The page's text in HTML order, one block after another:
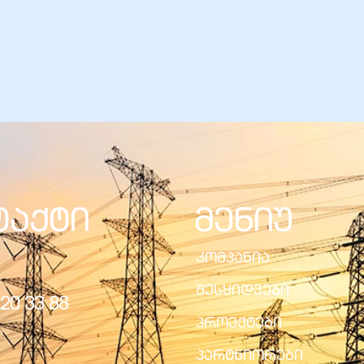
33 88
მენიუ
კომპანია
შესყიდვები
პროექტები
პარტნიორები